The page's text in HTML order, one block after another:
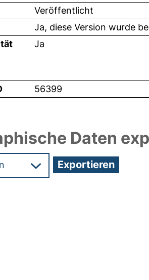
Veröffentlicht
Ja, diese Version wurde
Ja
56399
Daten